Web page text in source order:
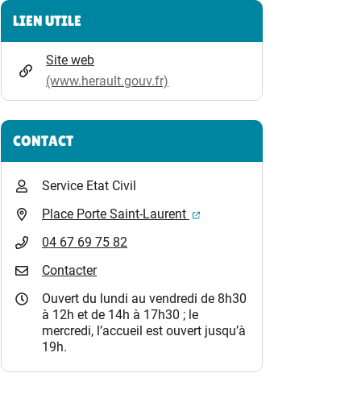
Informations complémentaires
LIEN UTILE
Site web
(www.herault.gouv.fr)
CONTACT
Service Etat Civil
Place Porte Saint-Laurent
(ouverture dans un nouvel
04 67 69 75 82
Contacter
Ouvert du lundi au vendredi de 8h30
à 12h et de 14h à 17h30 ; le
mercredi, l’accueil est ouvert jusqu’à
19h.